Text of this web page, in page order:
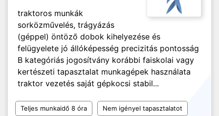
traktoros munkák
sorközművelés, trágyázás
(géppel) öntöző dobok kihelyezése és
felügyelete jó állóképesség precizitás pontosság
B kategóriás jogosítvány korábbi faiskolai vagy
kertészeti tapasztalat munkagépek használata
traktor vezetés saját gépkocsi stabil...
Teljes munkaidő 8 óra Nem igényel tapasztalatot